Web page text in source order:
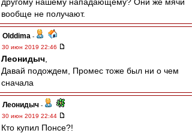
вообще не получают.
Olddima -
30 июн 2019 22:46
Леонидыч
Давай подождем, Промес тоже был ни о чем
сначала
Леонидыч -
30 июн 2019 22:44
Кто купил Понсе?!